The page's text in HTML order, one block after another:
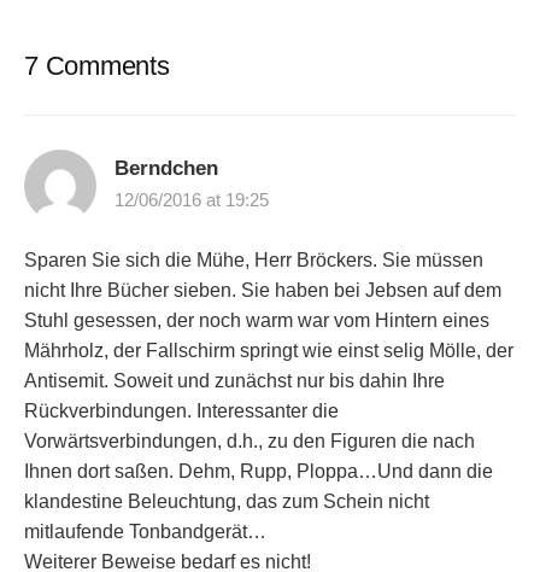
7 Comments
Berndchen
12/06/2016 at 19:25
Sparen Sie sich die Mühe, Herr Bröckers. Sie müssen
nicht Ihre Bücher sieben. Sie haben bei Jebsen auf dem
Stuhl gesessen, der noch warm war vom Hintern eines
Mährholz, der Fallschirm springt wie einst selig Mölle, der
Antisemit. Soweit und zunächst nur bis dahin Ihre
Rückverbindungen. Interessanter die
Vorwärtsverbindungen, d.h., zu den Figuren die nach
Ihnen dort saßen. Dehm, Rupp, Ploppa…Und dann die
klandestine Beleuchtung, das zum Schein nicht
mitlaufende Tonbandgerät…
Weiterer Beweise bedarf es nicht!